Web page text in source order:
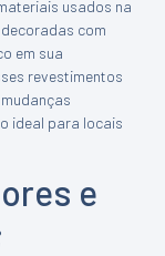
usados na
com
em sua
revestimentos
ideal para locais
e